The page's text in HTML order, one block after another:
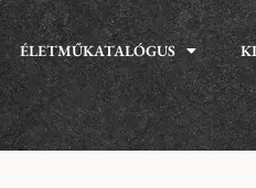
ÉLETMŰKATALÓGUS